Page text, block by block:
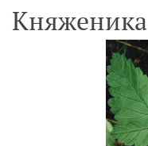
Княженика